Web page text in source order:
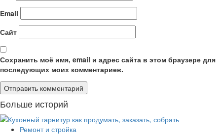
Email
Сайт
Сохранить моё имя, email и адрес сайта в этом браузере для
последующих моих комментариев.
Больше историй
Ремонт и стройка